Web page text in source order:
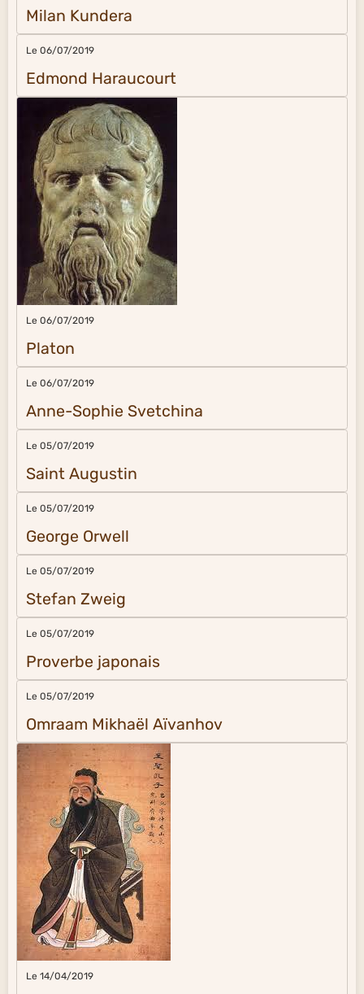
Milan Kundera
Le 06/07/2019
Edmond Haraucourt
Le 06/07/2019
Platon
Le 06/07/2019
Anne-Sophie Svetchina
Le 05/07/2019
Saint Augustin
Le 05/07/2019
George Orwell
Le 05/07/2019
Stefan Zweig
Le 05/07/2019
Proverbe japonais
Le 05/07/2019
Omraam Mikhaël Aïvanhov
Le 14/04/2019